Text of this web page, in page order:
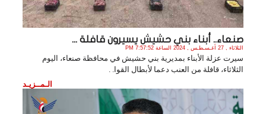
صنعاء.. أبناء بني حشيش يسيرون قافلة ...
الثلاثاء , 27 أغـسـطـس , 2024 الساعة 7:57:52 PM
سيرت عزلة الأبناء بمديرية بني حشيش في محافظة صنعاء، اليوم
الثلاثاء، قافلة من العنب دعما لأبطال القوا. .
الـمــزيـد